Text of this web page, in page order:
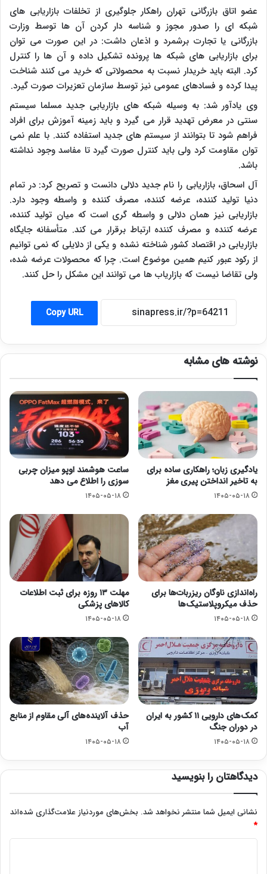
عضو اتاق بازرگانی تهران راهکار جلوگیری از تخلفات بازاریابی های
شبکه ای را صدور مجوز و شناسه دار کردن آن ها توسط وزارت
بازرگانی یا تجارت برشمرد و اذعان داشت: در این صورت می توان
برای بازاریابی های شبکه ها پرونده تشکیل داده و آن ها را کنترل
کرد. البته باید خریدار نسبت به محصولاتی که خرید می کنند شناخت
پیدا کرده و فسادهای عمومی نیز توسط سازمان تعزیرات صورت گیرد.
وی یادآور شد: به وسیله شبکه های بازاریابی جدید مسلما سیستم
سنتی در معرض تهدید قرار می گیرد و باید زمینه آموزش برای افراد
فراهم شود تا بتوانند از سیستم های جدید استفاده کنند. با علم نمی
توان مقاومت کرد ولی باید کنترل صورت گیرد تا مفاسد وجود نداشته
باشد.
آل اسحاق، بازاریابی را نام جدید دلالی دانست و تصریح کرد: در تمام
دنیا تولید کننده، عرضه کننده، مصرف کننده و واسطه وجود دارد.
بازاریابی نیز همان دلالی و واسطه گری است که میان تولید کننده،
عرضه کننده و مصرف کننده ارتباط برقرار می کند. متأسفانه جایگاه
بازاریابی در اقتصاد کشور شناخته نشده و یکی از دلایلی که نمی توانیم
از رکود عبور کنیم همین موضوع است. چرا که محصولات عرضه شده،
ولی تقاضا نیست که بازاریاب ها می توانند این مشکل را حل کنند.
Copy URL
نوشته های مشابه
یادگیری زبان؛ راهکاری ساده برای
به تاخیر انداختن پیری مغز
۱۴۰۵-۰۵-۱۸
ساعت هوشمند اوپو میزان چربی
سوزی را اطلاع می دهد
۱۴۰۵-۰۵-۱۸
راه‌اندازی ناوگان ریزربات‌ها برای
حذف میکروپلاستیک‌ها
۱۴۰۵-۰۵-۱۸
مهلت ۱۳ روزه برای ثبت اطلاعات
کالاهای پزشکی
۱۴۰۵-۰۵-۱۸
کمک‌های دارویی ۱۱ کشور به ایران
در دوران جنگ
۱۴۰۵-۰۵-۱۸
حذف آلاینده‌های آلی مقاوم از منابع
آب
۱۴۰۵-۰۵-۱۸
دیدگاهتان را بنویسید
نشانی ایمیل شما منتشر نخواهد شد. بخش‌های موردنیاز علامت‌گذاری شده‌اند
*